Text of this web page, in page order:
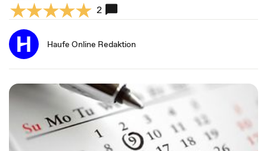
2
Haufe Online Redaktion